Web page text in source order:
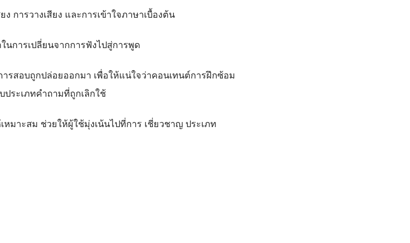
การวางเสียง และการเข้าใจภาษาเบื้องต้น
การเปลี่ยนจากการฟังไปสู่การพูด
รสอบถูกปล่อยออกมา เพื่อให้แน่ใจว่าคอนเทนต์การฝึกซ้อม
ประเภทคำถามที่ถูกเลิกใช้
มาะสม ช่วยให้ผู้ใช้มุ่งเน้นไปที่การ เชี่ยวชาญ ประเภท